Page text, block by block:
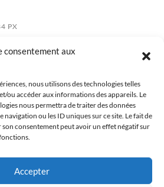
consentement aux
nous utilisons des technologies telles
ou accéder aux informations des appareils. Le
nous permettra de traiter des données
navigation ou les ID uniques sur ce site. Le fait de
consentement peut avoir un effet négatif sur
Accepter
PX